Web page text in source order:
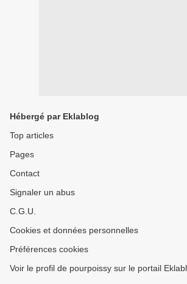
Hébergé par Eklablog
Top articles
Pages
Contact
Signaler un abus
C.G.U.
Cookies et données personnelles
Préférences cookies
Voir le profil de pourpoissy sur le portail